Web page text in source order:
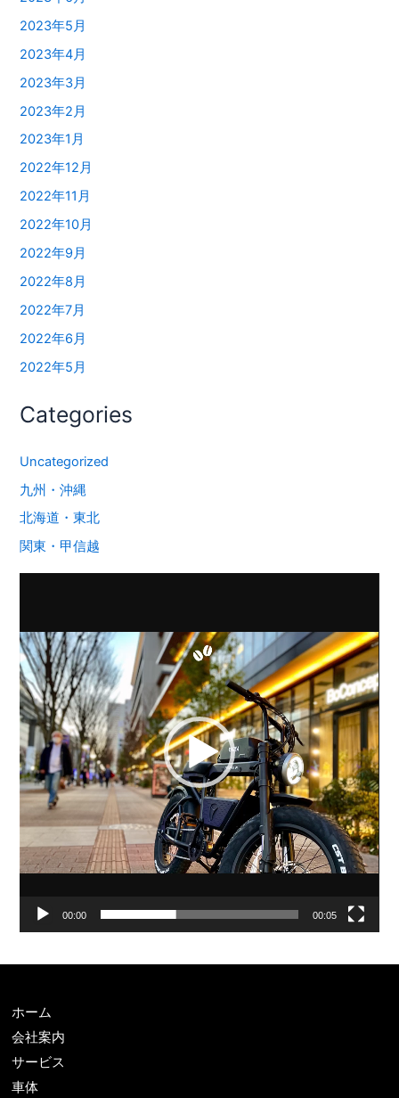
2023年5月
2023年4月
2023年3月
2023年2月
2023年1月
2022年12月
2022年11月
2022年10月
2022年9月
2022年8月
2022年7月
2022年6月
2022年5月
Categories
Uncategorized
九州・沖縄
北海道・東北
関東・甲信越
プ
レ
ー
ヤ
ー
00:00 00:05
ホーム
会社案内
サービス
車体